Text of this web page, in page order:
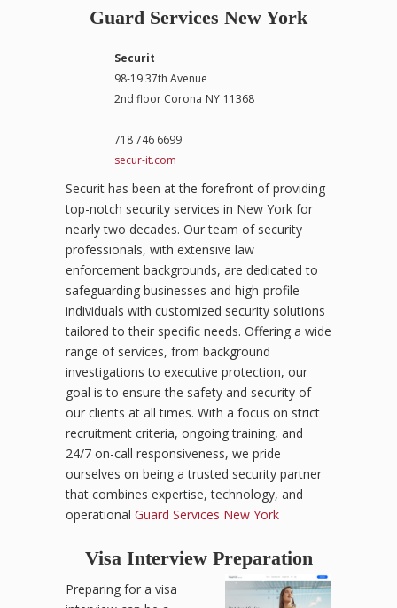
Guard Services New York
Securit
98-19 37th Avenue
2nd floor Corona NY 11368
718 746 6699
secur-it.com
Securit has been at the forefront of providing
top-notch security services in New York for
nearly two decades. Our team of security
professionals, with extensive law
enforcement backgrounds, are dedicated to
safeguarding businesses and high-profile
individuals with customized security solutions
tailored to their specific needs. Offering a wide
range of services, from background
investigations to executive protection, our
goal is to ensure the safety and security of
our clients at all times. With a focus on strict
recruitment criteria, ongoing training, and
24/7 on-call responsiveness, we pride
ourselves on being a trusted security partner
that combines expertise, technology, and
operational Guard Services New York
Visa Interview Preparation
Preparing for a visa